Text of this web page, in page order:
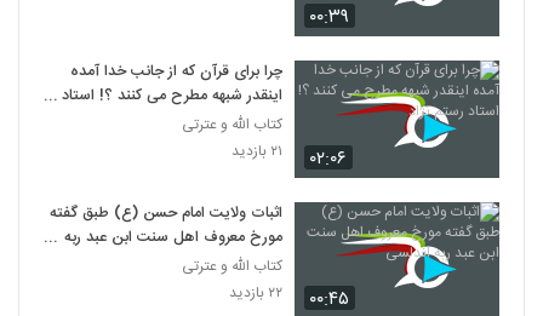
۰۰:۳۹
۰۲:۰۶
چرا برای قرآن که از جانب خدا آمده
اینقدر شبهه مطرح می کنند ؟! استاد
رستم نژاد
کتاب الله و عترتی
۲۱ بازدید
۰۰:۴۵
اثبات ولایت امام حسن (ع) طبق گفته
مورخ معروف اهل سنت ابن عبد ربه
اندلسی
کتاب الله و عترتی
۲۲ بازدید